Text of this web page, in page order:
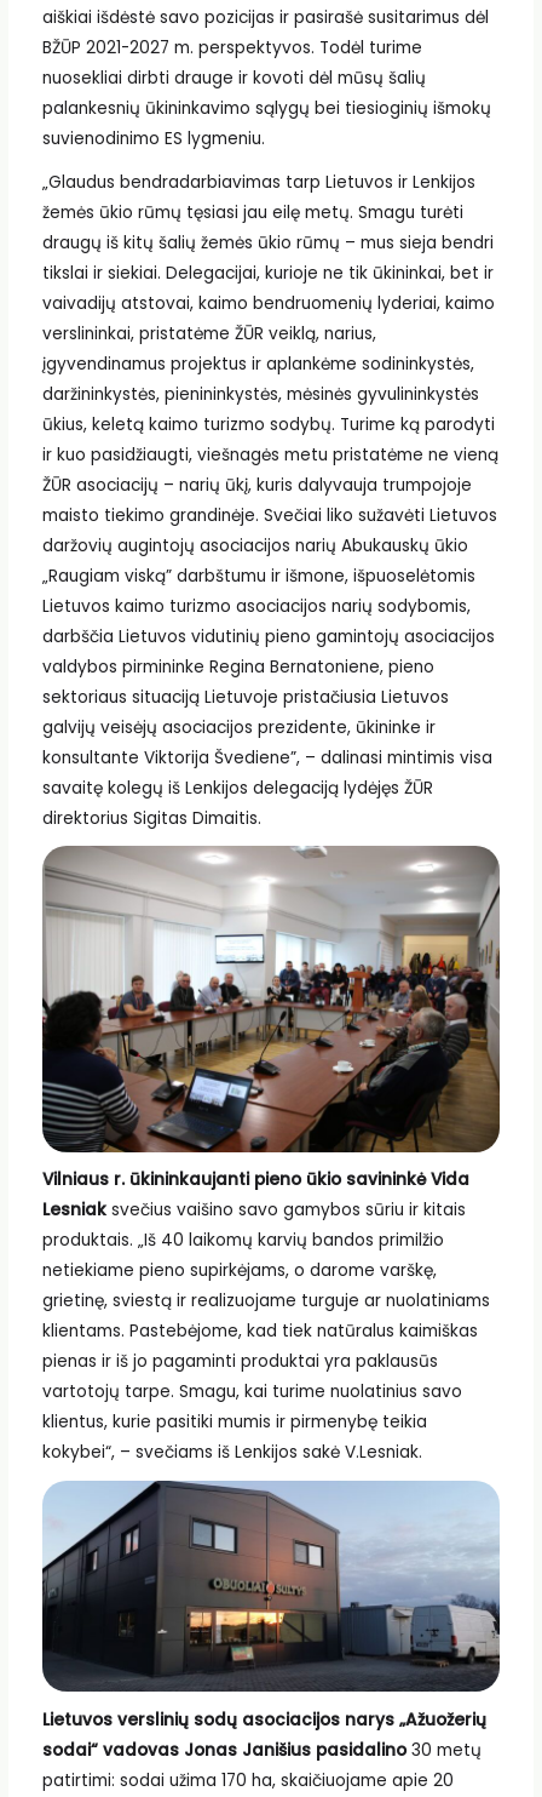
aiškiai išdėstė savo pozicijas ir pasirašė susitarimus dėl
BŽŪP 2021-2027 m. perspektyvos. Todėl turime
nuosekliai dirbti drauge ir kovoti dėl mūsų šalių
palankesnių ūkininkavimo sąlygų bei tiesioginių išmokų
suvienodinimo ES lygmeniu.
„Glaudus bendradarbiavimas tarp Lietuvos ir Lenkijos
žemės ūkio rūmų tęsiasi jau eilę metų. Smagu turėti
draugų iš kitų šalių žemės ūkio rūmų – mus sieja bendri
tikslai ir siekiai. Delegacijai, kurioje ne tik ūkininkai, bet ir
vaivadijų atstovai, kaimo bendruomenių lyderiai, kaimo
verslininkai, pristatėme ŽŪR veiklą, narius,
įgyvendinamus projektus ir aplankėme sodininkystės,
daržininkystės, pienininkystės, mėsinės gyvulininkystės
ūkius, keletą kaimo turizmo sodybų. Turime ką parodyti
ir kuo pasidžiaugti, viešnagės metu pristatėme ne vieną
ŽŪR asociacijų – narių ūkį, kuris dalyvauja trumpojoje
maisto tiekimo grandinėje. Svečiai liko sužavėti Lietuvos
daržovių augintojų asociacijos narių Abukauskų ūkio
„Raugiam viską” darbštumu ir išmone, išpuoselėtomis
Lietuvos kaimo turizmo asociacijos narių sodybomis,
darbščia Lietuvos vidutinių pieno gamintojų asociacijos
valdybos pirmininke Regina Bernatoniene, pieno
sektoriaus situaciją Lietuvoje pristačiusia Lietuvos
galvijų veisėjų asociacijos prezidente, ūkininke ir
konsultante Viktorija Švediene”, – dalinasi mintimis visa
savaitę kolegų iš Lenkijos delegaciją lydėjęs ŽŪR
direktorius Sigitas Dimaitis.
Vilniaus r. ūkininkaujanti pieno ūkio savininkė Vida
Lesniak svečius vaišino savo gamybos sūriu ir kitais
produktais. „Iš 40 laikomų karvių bandos primilžio
netiekiame pieno supirkėjams, o darome varškę,
grietinę, sviestą ir realizuojame turguje ar nuolatiniams
klientams. Pastebėjome, kad tiek natūralus kaimiškas
pienas ir iš jo pagaminti produktai yra paklausūs
vartotojų tarpe. Smagu, kai turime nuolatinius savo
klientus, kurie pasitiki mumis ir pirmenybę teikia
kokybei“, – svečiams iš Lenkijos sakė V.Lesniak.
Lietuvos verslinių sodų asociacijos narys „Ažuožerių
sodai“ vadovas Jonas Janišius pasidalino30 metų
patirtimi: sodai užima 170 ha, skaičiuojame apie 20